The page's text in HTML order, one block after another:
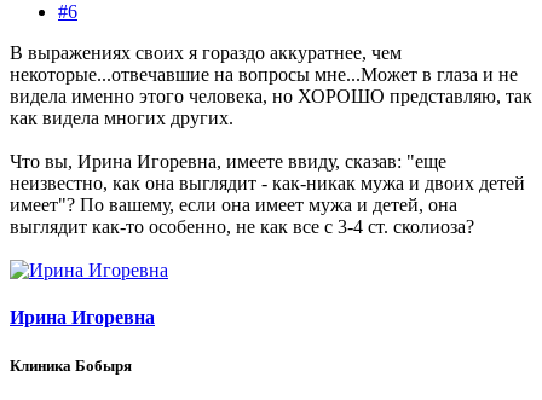
#6
В выражениях своих я гораздо аккуратнее, чем
некоторые...отвечавшие на вопросы мне...Может в глаза и не
видела именно этого человека, но ХОРОШО представляю, так
как видела многих других.
Что вы, Ирина Игоревна, имеете ввиду, сказав: "еще
неизвестно, как она выглядит - как-никак мужа и двоих детей
имеет"? По вашему, если она имеет мужа и детей, она
выглядит как-то особенно, не как все с 3-4 ст. сколиоза?
Ирина Игоревна
Клиника Бобыря